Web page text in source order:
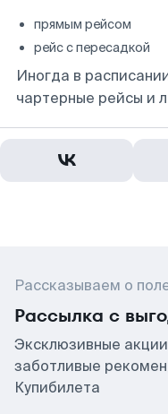
прямым рейсом
рейс с пересадкой
Иногда в
чартерные рейсы и
Рассказываем о
Рассылка с
Эксклюзивные
заботливые
Купибилета